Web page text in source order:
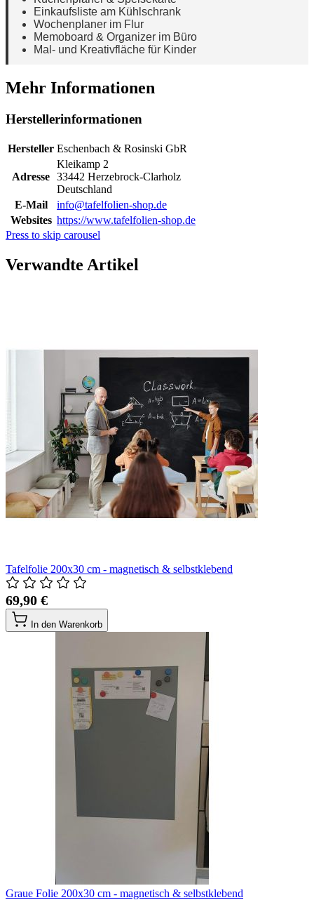
Einkaufsliste am Kühlschrank
Wochenplaner im Flur
Memoboard & Organizer im Büro
Mal- und Kreativfläche für Kinder
Mehr Informationen
Herstellerinformationen
Hersteller Eschenbach & Rosinski GbR
Adresse
Kleikamp 2
33442 Herzebrock-Clarholz
Deutschland
E-Mail
info@tafelfolien-shop.de
Websites https://www.tafelfolien-shop.de
Press to skip carousel
Verwandte Artikel
Tafelfolie 200x30 cm - magnetisch & selbstklebend
69,90 €
In den Warenkorb
Graue Folie 200x30 cm - magnetisch & selbstklebend